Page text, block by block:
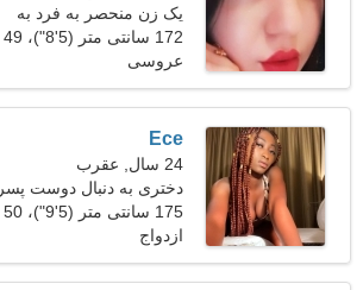
یک زن منحصر به فرد به
دنبال یک مرد
172 سانتی متر (5'8")، 49
کیلوگرم (108 پوند)
عروسی
Ece
24 سال, عقرب
دختری به دنبال دوست پسر
28-33
175 سانتی متر (5'9")، 50
کیلوگرم (110 پوند)
ازدواج